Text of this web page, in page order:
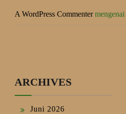
A WordPress Commentermengenai
ARCHIVES
Juni 2026